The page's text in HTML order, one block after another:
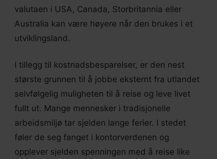
valutaen i USA, Canada, Storbritannia eller
Australia kan være høyere når den brukes i et
utviklingsland.
I tillegg til kostnadsbesparelser, er den nest
største grunnen til å jobbe eksternt fra utlandet
selvfølgelig muligheten til å reise og leve livet
fullt ut. Mange mennesker i tradisjonelle
arbeidsmiljø tar sjelden lange ferier. I stedet
føler de seg fanget i kontorverdenen og
opplever sjelden spenningen med å reise like